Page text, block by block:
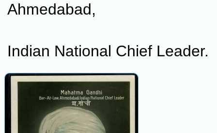
Ahmedabad,
Indian National Chief Leader.